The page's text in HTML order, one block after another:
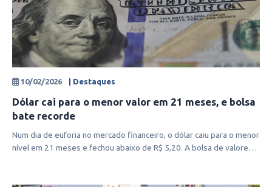
10/02/2026 | Destaques
Dólar cai para o menor valor em 21 meses, e bolsa
bate recorde
Num dia de euforia no mercado financeiro, o dólar caiu para o menor
nível em 21 meses e fechou abaixo de R$ 5,20. A bolsa de valores